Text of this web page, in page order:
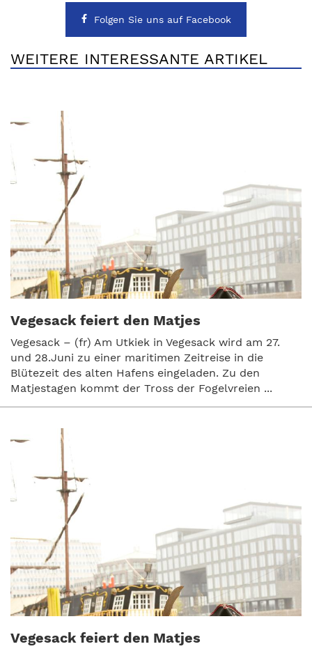
Folgen Sie uns auf Facebook
WEITERE INTERESSANTE ARTIKEL
Vegesack feiert den Matjes
Vegesack – (fr) Am Utkiek in Vegesack wird am 27.
und 28.Juni zu einer maritimen Zeitreise in die
Blütezeit des alten Hafens eingeladen. Zu den
Matjestagen kommt der Tross der Fogelvreien ...
Vegesack feiert den Matjes